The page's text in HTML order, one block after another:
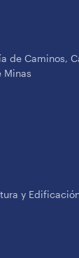
de Caminos,
Minas
y